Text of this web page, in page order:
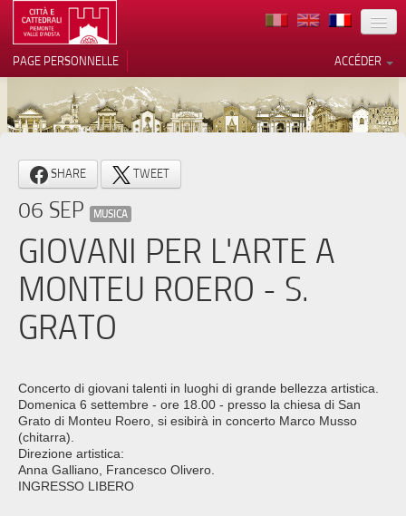
TERRITOIRE
ARCHITECTURE
MUSÉES
ITINÉRAIRES
EVÉNEMENTS
CONTACTS
PRESS
ACCÉDER
PAGE PERSONNELLE
SHARE TWEET
06 SEP MUSICA
GIOVANI PER L'ARTE A
MONTEU ROERO - S.
GRATO
Concerto di giovani talenti in luoghi di grande bellezza artistica.
Domenica 6 settembre - ore 18.00 - presso la chiesa di San
Grato di Monteu Roero, si esibirà in concerto Marco Musso
(chitarra).
Direzione artistica:
Anna Galliano, Francesco Olivero.
INGRESSO LIBERO
Notification lors de la collecte
Vos choix en matière de
confidentialité